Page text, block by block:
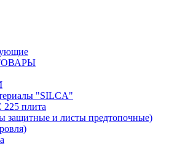
"SILCA"
плита
защитные и листы предтопочные)